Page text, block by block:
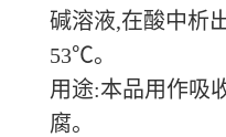
碱溶液,在酸中析
53℃。
用途:本品用作吸
腐。